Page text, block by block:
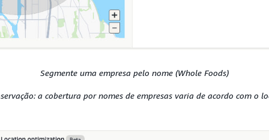
Segmente uma empresa pelo nome (Whole Foods)
a cobertura por nomes de empresas varia de acordo com o